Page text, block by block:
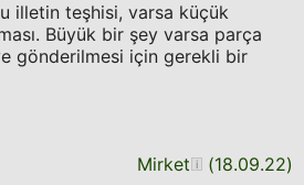
illetin teşhisi, varsa küçük
Büyük bir şey varsa parça
gönderilmesi için gerekli bir
Mirket (18.09.22)